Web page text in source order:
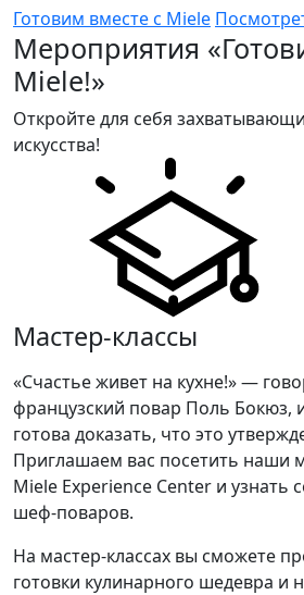
Готовим вместе с Miele
Мероприятия
Miele!»
Откройте для себя
искусства!
Мастер-классы
«Счастье живет на кухне!» —
французский повар Поль Бокюз,
готова доказать, что это
Приглашаем вас посетить наши
Miele Experience Center и узнать
шеф-поваров.
На мастер-классах вы сможете
готовки кулинарного шедевра и